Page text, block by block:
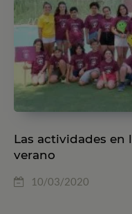
Las actividades en
verano
10/03/2020